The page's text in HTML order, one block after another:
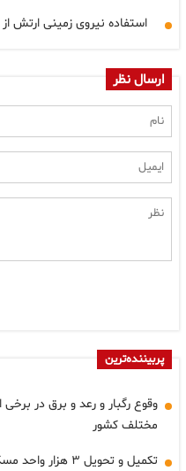
استفاده نیروی زمینی
ارسال نظر
پربیننده‌ترین
وقوع رگبار و رعد و برق در
مختلف کشور
تکمیل و تحویل ۳ هزار واحد مسکونی به مردم تا پایان سال